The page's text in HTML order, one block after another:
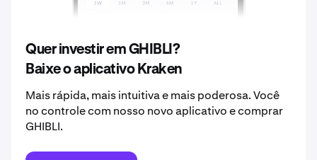
Quer investir em GHIBLI?
Baixe o aplicativo Kraken
Mais rápida, mais intuitiva e mais poderosa. Você
no controle com nosso novo aplicativo e comprar
GHIBLI.